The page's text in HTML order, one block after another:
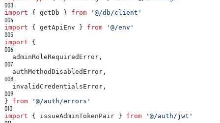
003
import { getDb } from '@/db/client'
004
import { getApiEnv } from '@/env'
005
import {
006
adminRoleRequiredError,
007
authMethodDisabledError,
008
invalidCredentialsError,
009
} from '@/auth/errors'
010
import { issueAdminTokenPair } from '@/auth/jwt'